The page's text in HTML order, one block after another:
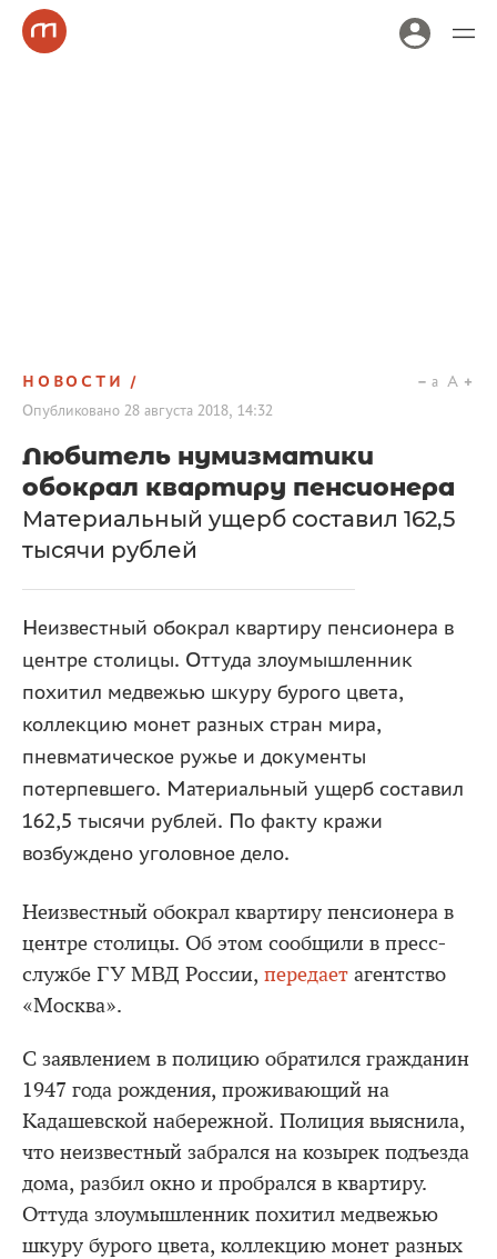
НОВОСТИ
Опубликовано 28 августа 2018, 14:32
a A
Любитель нумизматики
обокрал квартиру пенсионера
Материальный ущерб составил 162,5
тысячи рублей
Неизвестный обокрал квартиру пенсионера в
центре столицы. Оттуда злоумышленник
похитил медвежью шкуру бурого цвета,
коллекцию монет разных стран мира,
пневматическое ружье и документы
потерпевшего. Материальный ущерб составил
162,5 тысячи рублей. По факту кражи
возбуждено уголовное дело.
Неизвестный обокрал квартиру пенсионера в
центре столицы. Об этом сообщили в пресс-
службе ГУ МВД России, передает агентство
«Москва».
С заявлением в полицию обратился гражданин
1947 года рождения, проживающий на
Кадашевской набережной. Полиция выяснила,
что неизвестный забрался на козырек подъезда
дома, разбил окно и пробрался в квартиру.
Оттуда злоумышленник похитил медвежью
шкуру бурого цвета, коллекцию монет разных